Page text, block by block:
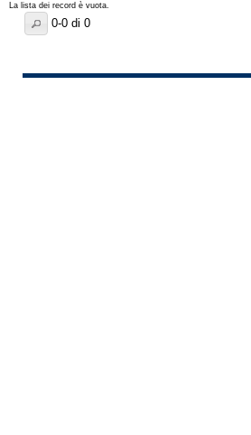
La lista dei record è vuota.
0-0 di 0